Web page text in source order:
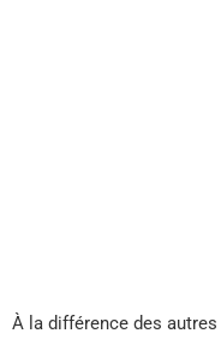
À la différence des autres